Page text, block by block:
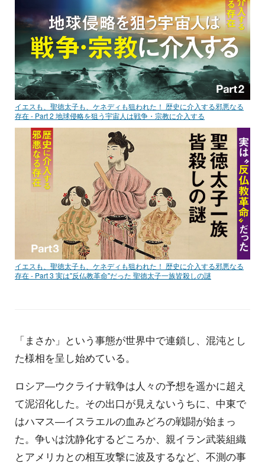
イエスも、聖徳太子も、ケネディも狙われた！ 歴史に介入する邪悪なる
存在 - Part 2 地球侵略を狙う宇宙人は戦争・宗教に介入する
イエスも、聖徳太子も、ケネディも狙われた！ 歴史に介入する邪悪なる
存在 - Part 3 実は"反仏教革命"だった 聖徳太子一族皆殺しの謎
「まさか」という事態が世界中で連鎖し、混沌とし
た様相を呈し始めている。
ロシア―ウクライナ戦争は人々の予想を遥かに超え
て泥沼化した。その出口が見えないうちに、中東で
はハマス―イスラエルの血みどろの戦闘が始まっ
た。争いは沈静化するどころか、親イラン武装組織
とアメリカとの相互攻撃に波及するなど、不測の事